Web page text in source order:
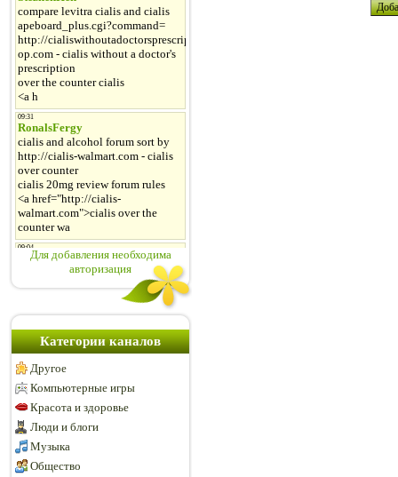
Для добавления необходима
авторизация
Категории каналов
Другое
Компьютерные игры
Красота и здоровье
Люди и блоги
Музыка
Общество